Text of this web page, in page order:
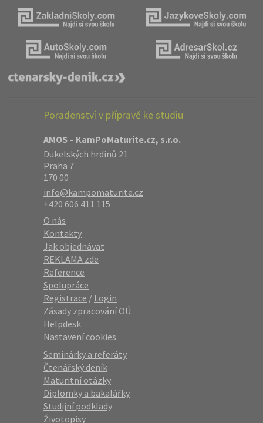
Poradenství v přípravě ke studiu
AMOS – KamPoMaturite.cz, s.r.o.
Dukelských hrdinů 21
Praha 7
170 00
info@kampomaturite.cz
+420 606 411 115
O nás
Kontakty
Jak objednávat
REKLAMA zde
Reference
Spolupráce
Registrace / Login
Zásady zpracování OÚ
Helpdesk
Nastavení cookies
Seminárky a referáty
Čtenářský deník
Maturitní otázky
Diplomky a bakalářky
Studijní podklady
Životopisy